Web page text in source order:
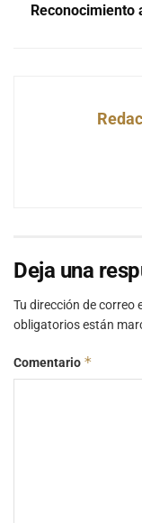
Reconocimiento
Deja una
Tu dirección de correo
obligatorios están
Comentario *